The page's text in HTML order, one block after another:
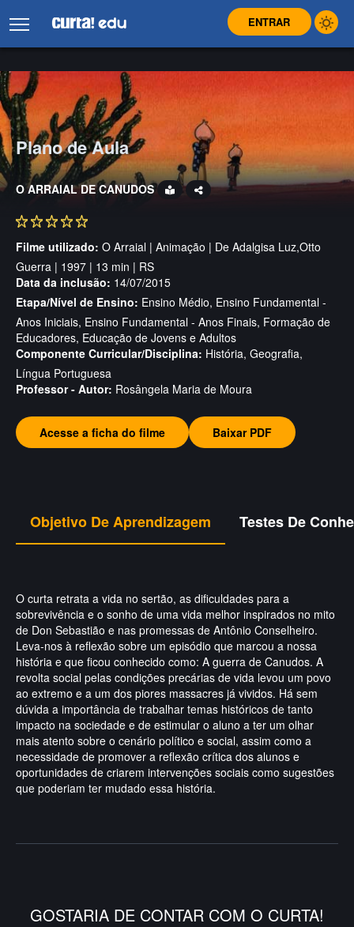
ENTRAR
Plano de Aula
O ARRAIAL DE CANUDOS
Filme utilizado: O Arraial | Animação | De Adalgisa Luz,Otto
Guerra | 1997 | 13 min | RS
Data da inclusão: 14/07/2015
Etapa/Nível de Ensino: Ensino Médio, Ensino Fundamental -
Anos Iniciais, Ensino Fundamental - Anos Finais, Formação de
Educadores, Educação de Jovens e Adultos
Componente Curricular/Disciplina: História, Geografia,
Língua Portuguesa
Professor - Autor: Rosângela Maria de Moura
Acesse a ficha do filme Baixar PDF
Objetivo De Aprendizagem Testes De
O curta retrata a vida no sertão, as dificuldades para a
sobrevivência e o sonho de uma vida melhor inspirados no mito
de Don Sebastião e nas promessas de Antônio Conselheiro.
Leva-nos à reflexão sobre um episódio que marcou a nossa
história e que ficou conhecido como: A guerra de Canudos. A
revolta social pelas condições precárias de vida levou um povo
ao extremo e a um dos piores massacres já vividos. Há sem
dúvida a importância de trabalhar temas históricos de tanto
impacto na sociedade e de estimular o aluno a ter um olhar
mais atento sobre o cenário político e social, assim como a
necessidade de promover a reflexão crítica dos alunos e
oportunidades de criarem intervenções sociais como sugestões
que poderiam ter mudado essa história.
GOSTARIA DE CONTAR COM O CURTA!